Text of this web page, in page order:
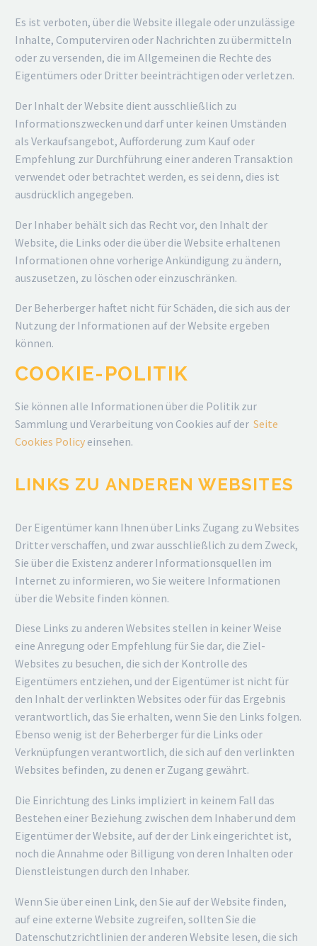
Es ist verboten, über die Website illegale oder unzulässige
Inhalte, Computerviren oder Nachrichten zu übermitteln
oder zu versenden, die im Allgemeinen die Rechte des
Eigentümers oder Dritter beeinträchtigen oder verletzen.
Der Inhalt der Website dient ausschließlich zu
Informationszwecken und darf unter keinen Umständen
als Verkaufsangebot, Aufforderung zum Kauf oder
Empfehlung zur Durchführung einer anderen Transaktion
verwendet oder betrachtet werden, es sei denn, dies ist
ausdrücklich angegeben.
Der Inhaber behält sich das Recht vor, den Inhalt der
Website, die Links oder die über die Website erhaltenen
Informationen ohne vorherige Ankündigung zu ändern,
auszusetzen, zu löschen oder einzuschränken.
Der Beherberger haftet nicht für Schäden, die sich aus der
Nutzung der Informationen auf der Website ergeben
können.
COOKIE-POLITIK
Sie können alle Informationen über die Politik zur
Sammlung und Verarbeitung von Cookies auf der Seite
Cookies Policy einsehen.
LINKS ZU ANDEREN WEBSITES
Der Eigentümer kann Ihnen über Links Zugang zu Websites
Dritter verschaffen, und zwar ausschließlich zu dem Zweck,
Sie über die Existenz anderer Informationsquellen im
Internet zu informieren, wo Sie weitere Informationen
über die Website finden können.
Diese Links zu anderen Websites stellen in keiner Weise
eine Anregung oder Empfehlung für Sie dar, die Ziel-
Websites zu besuchen, die sich der Kontrolle des
Eigentümers entziehen, und der Eigentümer ist nicht für
den Inhalt der verlinkten Websites oder für das Ergebnis
verantwortlich, das Sie erhalten, wenn Sie den Links folgen.
Ebenso wenig ist der Beherberger für die Links oder
Verknüpfungen verantwortlich, die sich auf den verlinkten
Websites befinden, zu denen er Zugang gewährt.
Die Einrichtung des Links impliziert in keinem Fall das
Bestehen einer Beziehung zwischen dem Inhaber und dem
Eigentümer der Website, auf der der Link eingerichtet ist,
noch die Annahme oder Billigung von deren Inhalten oder
Dienstleistungen durch den Inhaber.
Wenn Sie über einen Link, den Sie auf der Website finden,
auf eine externe Website zugreifen, sollten Sie die
Datenschutzrichtlinien der anderen Website lesen, die sich